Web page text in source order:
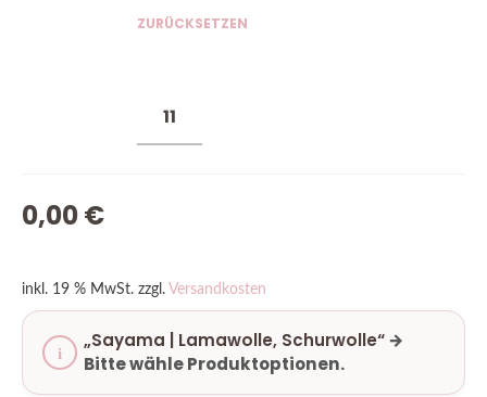
ZURÜCKSETZEN
0,00€
inkl. 19 % MwSt. zzgl. Versandkosten
„Sayama | Lamawolle, Schurwolle“ →
Bitte wähle Produktoptionen.